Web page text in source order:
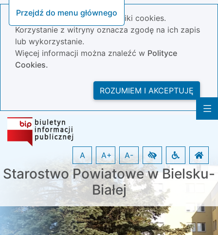
Przejdź do menu głównego
Nasza strona wykorzystuje pliki cookies.
Korzystanie z witryny oznacza zgodę na ich zapis
lub wykorzystanie.
Więcej informacji można znaleźć w Polityce
Cookies.
ROZUMIEM I AKCEPTUJĘ
Starostwo Powiatowe w Bielsku-
Białej
A A+ A-